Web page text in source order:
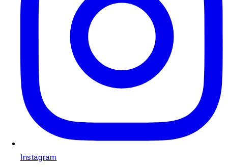
Instagram